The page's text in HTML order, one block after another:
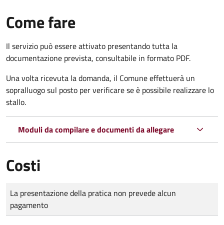
Come fare
Il servizio può essere attivato presentando tutta la
documentazione prevista, consultabile in formato PDF.
Una volta ricevuta la domanda, il Comune effettuerà un
sopralluogo sul posto per verificare se è possibile realizzare lo
stallo.
Moduli da compilare e documenti da allegare
Costi
Tipo di pagamento
Importo
La presentazione della pratica non prevede alcun
pagamento